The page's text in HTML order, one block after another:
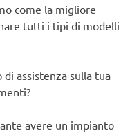
come la migliore
tutti i tipi di modelli
assistenza sulla tua
avere un impianto